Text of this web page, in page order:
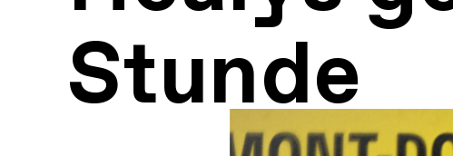
Stunde